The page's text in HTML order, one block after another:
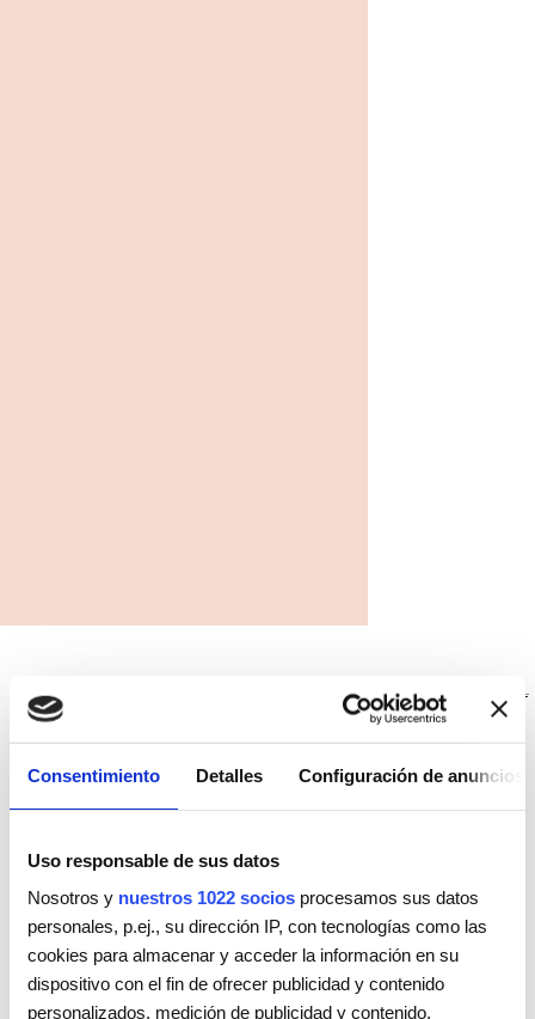
Consentimiento Detalles Configuración de anuncios
Uso responsable de sus datos
Nosotros y nuestros 1022 socios procesamos sus datos
personales, p.ej., su dirección IP, con tecnologías como las
cookies para almacenar y acceder la información en su
dispositivo con el fin de ofrecer publicidad y contenido
personalizados, medición de publicidad y contenido,
SELECCIONAR
MODA Y TENDENCIA
INSPIRACIÓN Y LOOKS
NOVEDADES MARCA